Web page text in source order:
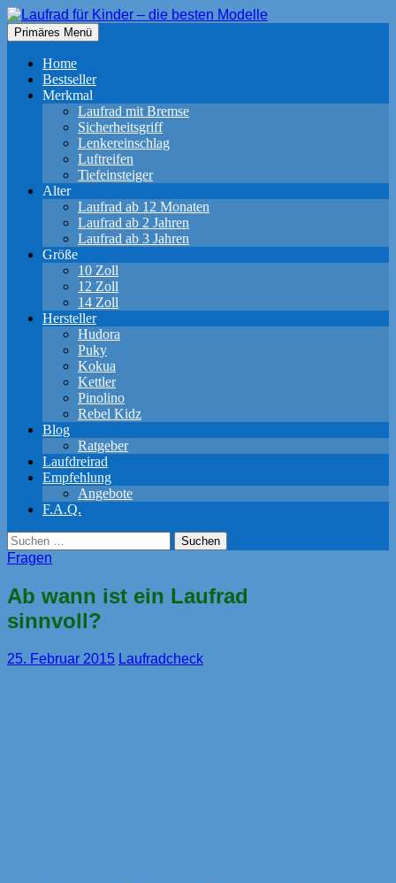
Zum
Inhalt
springen
Laufrad für Kinder – die besten
Modelle
Suchen
Primäres Menü
Home
Bestseller
Merkmal
Laufrad mit Bremse
Sicherheitsgriff
Lenkereinschlag
Luftreifen
Tiefeinsteiger
Alter
Laufrad ab 12 Monaten
Laufrad ab 2 Jahren
Laufrad ab 3 Jahren
Größe
10 Zoll
12 Zoll
14 Zoll
Hersteller
Hudora
Puky
Kokua
Kettler
Pinolino
Rebel Kidz
Blog
Ratgeber
Laufdreirad
Empfehlung
Angebote
F.A.Q.
Suchen
nach:
Fragen
Ab wann ist ein Laufrad
sinnvoll?
25. Februar 2015 Laufradcheck